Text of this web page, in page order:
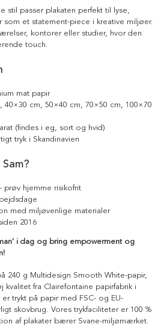
stil passer plakaten perfekt til lyse,
som et statement-piece i kreative miljøer.
kontorer eller studier, hvor den
touch.
mat papir
40×30 cm, 50×40 cm, 70×50 cm, 100×70
(findes i eg, sort og hvid)
tryk i Skandinavien
prøv hjemme risikofrit
med miljøvenlige materialer
2016
i dag og bring empowerment og
240 g Multidesign Smooth White-papir,
fra Clairefontaine papirfabrik i
trykt på papir med FSC- og EU-
skovbrug. Vores trykfaciliteter er 100 %
af plakater bærer Svane-miljømærket.